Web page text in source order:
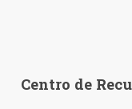
Centro de